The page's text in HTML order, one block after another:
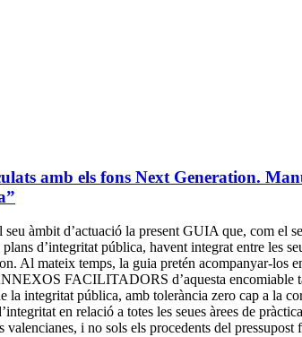
amb els fons Next Generation.
àmbit d’actuació la present GUIA que, com el
d’integritat pública, havent integrat entre les
Al mateix temps, la guia pretén acompanyar-los
FACILITADORS d’aquesta encomiable
integritat pública, amb tolerància zero cap a la
en relació a totes les seues àrees de
i no sols els procedents del